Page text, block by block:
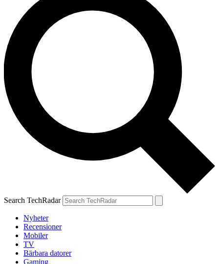
Search TechRadar
Nyheter
Recensioner
Mobiler
TV
Bärbara datorer
Gaming